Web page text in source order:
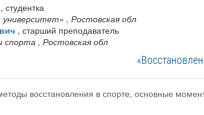
, студентка
, Ростовская обл
, старший преподаватель
спорта , Ростовская обл
восстановления в спорте, основные